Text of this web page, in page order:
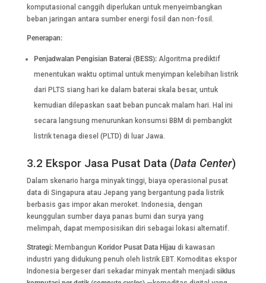
komputasional canggih diperlukan untuk menyeimbangkan
beban jaringan antara sumber energi fosil dan non-fosil.
Penerapan:
Penjadwalan Pengisian Baterai (BESS):Algoritma prediktif
menentukan waktu optimal untuk menyimpan kelebihan listrik
dari PLTS siang hari ke dalam baterai skala besar, untuk
kemudian dilepaskan saat beban puncak malam hari. Hal ini
secara langsung menurunkan konsumsi BBM di pembangkit
listrik tenaga diesel (PLTD) di luar Jawa.
3.2 Ekspor Jasa Pusat Data (Data Center)
Dalam skenario harga minyak tinggi, biaya operasional pusat
data di Singapura atau Jepang yang bergantung pada listrik
berbasis gas impor akan meroket. Indonesia, dengan
keunggulan sumber daya panas bumi dan surya yang
melimpah, dapat memposisikan diri sebagai lokasi alternatif.
Strategi:Membangun Koridor Pusat Data Hijau di kawasan
industri yang didukung penuh oleh listrik EBT. Komoditas ekspor
Indonesia bergeser dari sekadar minyak mentah menjadi siklus